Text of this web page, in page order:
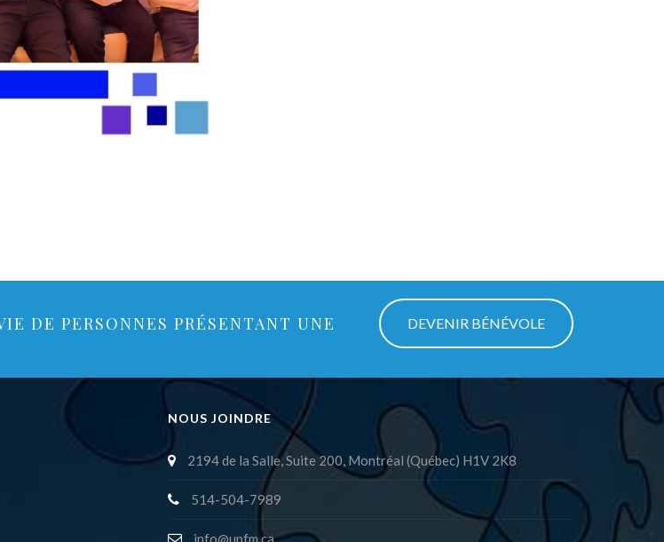
DEVENIR BÉNÉVOLE
DE PERSONNES PRÉSENTANT UNE
NOUS JOINDRE
2194 de la Salle, Suite 200, Montréal (Québec) H1V 2K8
514-504-7989
info@upfm.ca